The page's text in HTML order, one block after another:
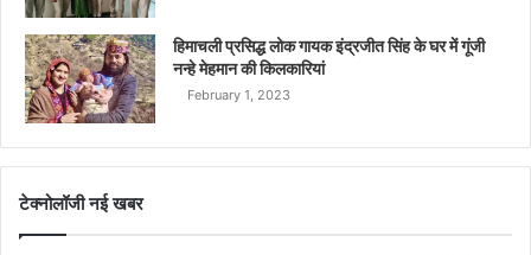
हिमाचली प्रसिद्ध लोक गायक इंद्रजीत सिंह के घर में गूंजी
नन्हे मेहमान की किलकारियां
February 1, 2023
टेक्नोलॉजी नई खबर